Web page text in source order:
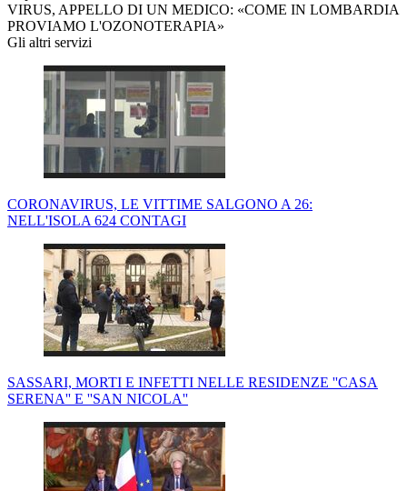
VIRUS, APPELLO DI UN MEDICO: «COME IN LOMBARDIA
PROVIAMO L'OZONOTERAPIA»
Gli altri servizi
CORONAVIRUS, LE VITTIME SALGONO A 26:
NELL'ISOLA 624 CONTAGI
SASSARI, MORTI E INFETTI NELLE RESIDENZE ''CASA
SERENA'' E ''SAN NICOLA''